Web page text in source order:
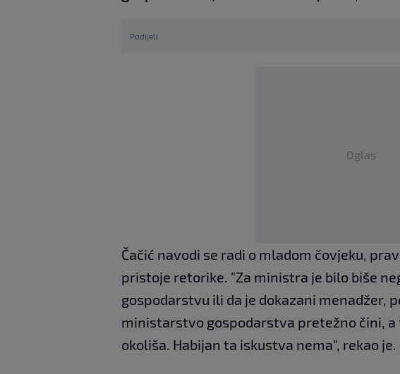
Podijeli
Oglas
Čačić navodi se radi o mladom čovjeku,
pristoje retorike. "Za ministra je bilo biše
gospodarstvu ili da je dokazani menadžer,
ministarstvo gospodarstva pretežno čini,
okoliša. Habijan ta iskustva nema", rekao je.